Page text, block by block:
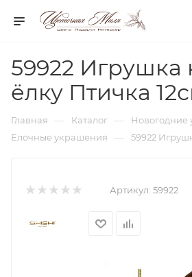
59922 Игрушка
ёлку Птичка
Главная — Каталог — Новогодние
Елочные украшения — 59922
Артикул: 59922